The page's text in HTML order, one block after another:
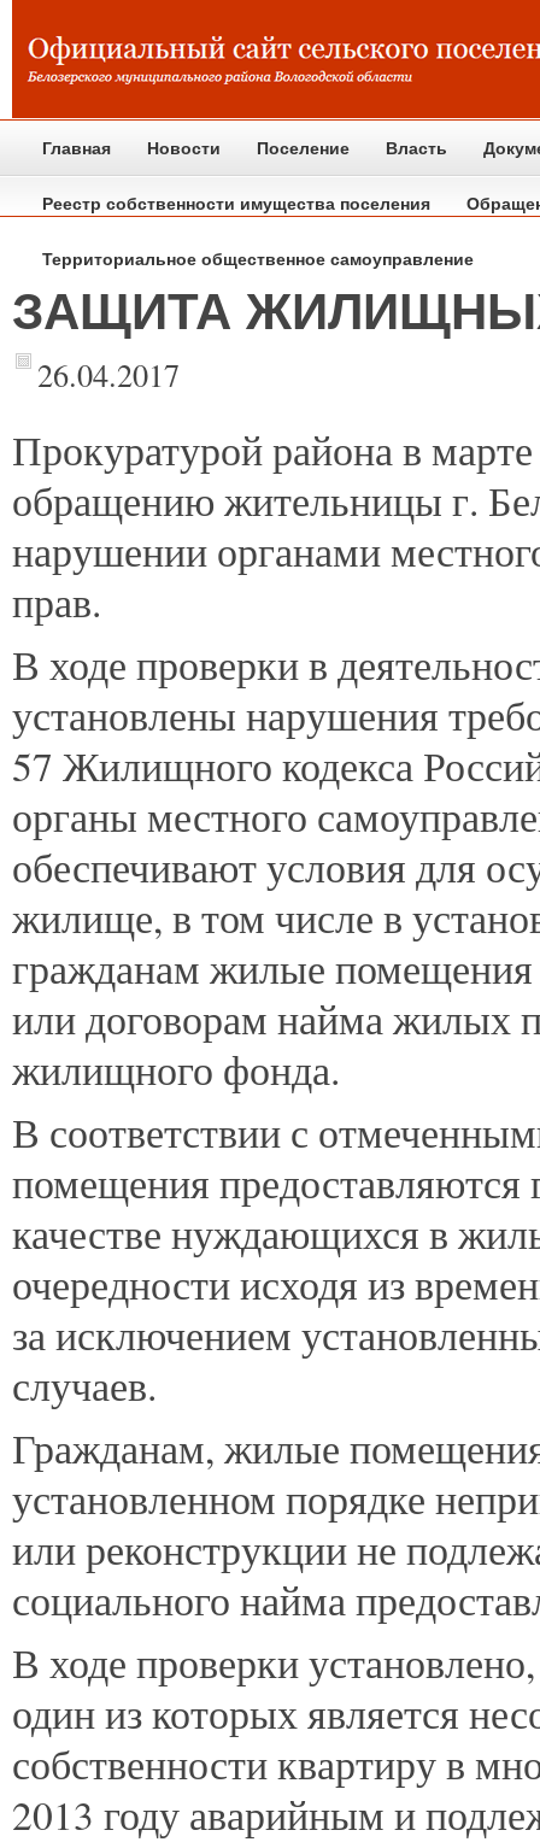
Главная Новости Поселение Власть
Реестр собственности имущества поселения
Территориальное общественное самоуправление
ЗАЩИТА
26.04.2017
Прокуратуройрайона в
обращению жительницы г.
нарушении органами
прав.
В ходе проверки в
установлены нарушения
57 Жилищного кодекса
органы местного
обеспечивают условия для
жилище, в том числе в
гражданам жилые помещения
или договорам найма жилых
жилищного фонда.
В соответствии с
помещения предоставляются
качестве нуждающихся в
очередности исходя из
за исключением
случаев.
Гражданам, жилые
установленном порядке
или реконструкции не
социального найма
В ходе проверки
один из которых является
собственности квартиру в
2013 году аварийным и